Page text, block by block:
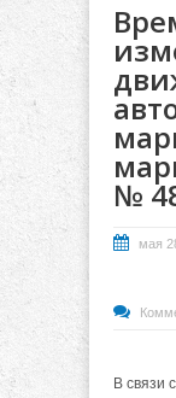
№
мая
В связи